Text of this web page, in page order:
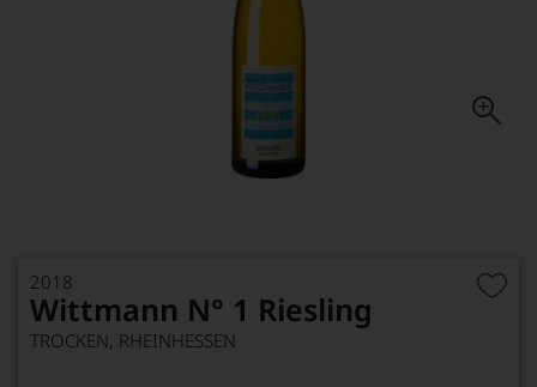
2018
Wittmann N° 1 Riesling
TROCKEN, RHEINHESSEN